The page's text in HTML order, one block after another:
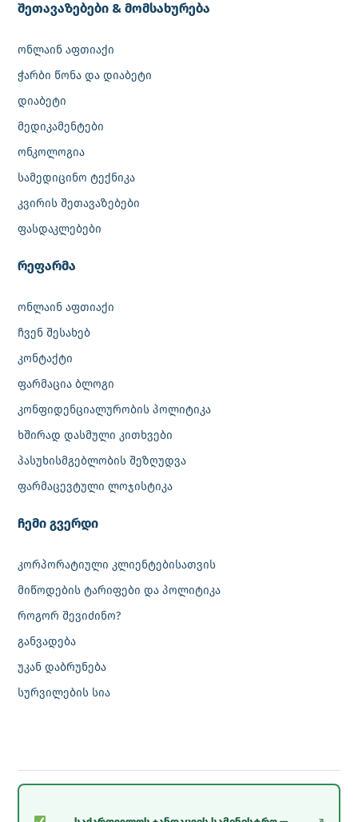
შეთავაზებები & მომსახურება
ონლაინ აფთიაქი
ჭარბი წონა და დიაბეტი
დიაბეტი
მედიკამენტები
ონკოლოგია
სამედიცინო ტექნიკა
კვირის შეთავაზებები
ფასდაკლებები
რეფარმა
ონლაინ აფთიაქი
ჩვენ შესახებ
კონტაქტი
ფარმაცია ბლოგი
კონფიდენციალურობის პოლიტიკა
ხშირად დასმული კითხვები
პასუხისმგებლობის შეზღუდვა
ფარმაცევტული ლოჯისტიკა
‎ჩემი გვერდი
კორპორატიული კლიენტებისათვის
მიწოდების ტარიფები და პოლიტიკა
როგორ შევიძინო?
განვადება
უკან დაბრუნება
სურვილების სია